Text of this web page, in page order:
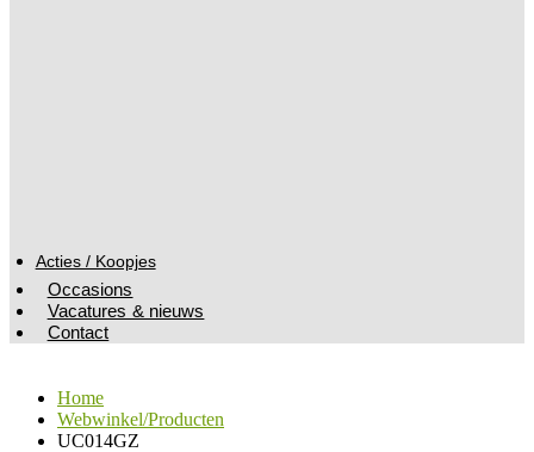
Acties / Koopjes
Occasions
Vacatures & nieuws
Contact
Home
Webwinkel/Producten
UC014GZ